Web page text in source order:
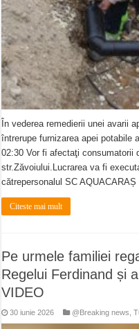
În vederea remedierii unei avarii
întrerupe furnizarea apei potabile
02:30 Vor fi afectaţi consumatorii
str.Zăvoiului.Lucrarea va fi
cătrepersonalul SC
Citeste mai mult
Pe urmele familiei
Regelui Ferdinand și
VIDEO
30 iunie 2026 @Breaking news ,